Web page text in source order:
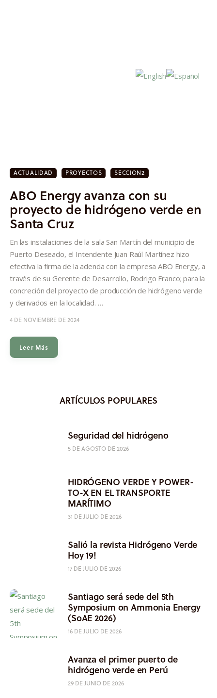
Investigación
Proyectos
Informes
Quiénes somos
ACTUALIDAD PROYECTOS SECCION2
ABO Energy avanza con su
proyecto de hidrógeno verde en
Santa Cruz
En las instalaciones de la sala San Martín del municipio de
Puerto Deseado, el Intendente Juan Raúl Martínez hizo
efectiva la firma de la adenda con la empresa ABO Energy, a
través de su Gerente de Desarrollo, Rodrigo Franco; para la
concreción del proyecto de producción de hidrógeno verde
y derivados en la localidad. …
4 DE NOVIEMBRE DE 2024
Leer Más
ARTÍCULOS POPULARES
Seguridad del hidrógeno
5 DE AGOSTO DE 2026
HIDRÓGENO VERDE Y POWER-
TO-X EN EL TRANSPORTE
MARÍTIMO
31 DE JULIO DE 2026
Salió la revista Hidrógeno Verde
Hoy 19!
17 DE JULIO DE 2026
Santiago será sede del 5th
Symposium on Ammonia Energy
(SoAE 2026)
16 DE JULIO DE 2026
Avanza el primer puerto de
hidrógeno verde en Perú
29 DE JUNIO DE 2026